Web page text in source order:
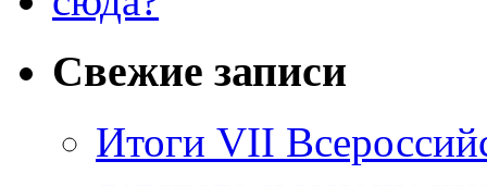
Свежие записи
Итоги VII